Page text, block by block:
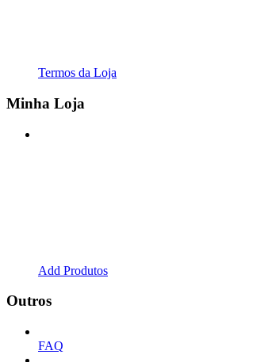
Termos da Loja
Minha Loja
Add Produtos
Outros
FAQ